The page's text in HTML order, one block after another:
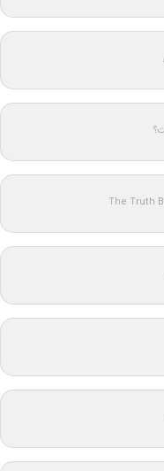
The Truth